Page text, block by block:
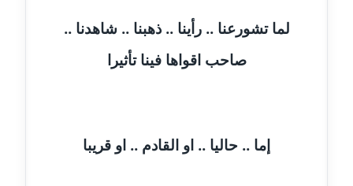
مدونة اريج الشرفا
عاملة
مدونة اسلام أبو علم
لما تشورعنا .. رأينا .. ذهبنا .. شاهدنا ..
صاحب اقواها فينا تأثيرا
إما .. حاليا .. او القادم .. او قريبا